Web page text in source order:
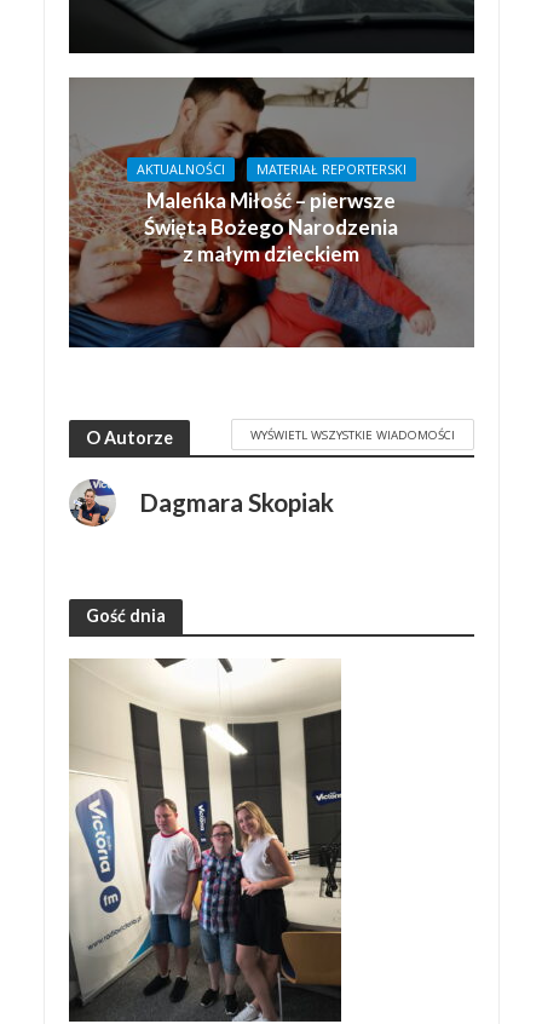
AKTUALNOŚCI MATERIAŁ REPORTERSKI
Maleńka Miłość – pierwsze
Święta Bożego Narodzenia
z małym dzieckiem
O Autorze WYŚWIETL WSZYSTKIE WIADOMOŚCI
Dagmara Skopiak
Gość dnia